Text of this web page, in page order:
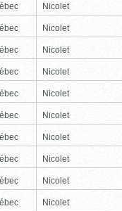
Nicolet
Nicolet
Nicolet
Nicolet
Nicolet
Nicolet
Nicolet
Nicolet
Nicolet
Nicolet